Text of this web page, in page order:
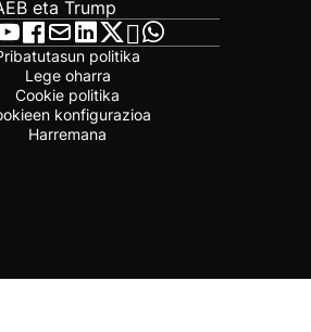
eta Trump
politika
Lege oharra
Cookie politika
konfigurazioa
Harremana